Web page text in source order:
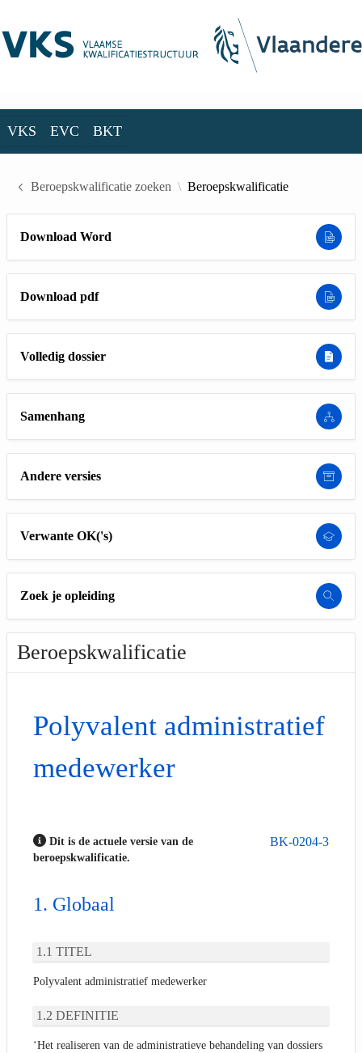
VKS EVC BKT
Beroepskwalificatie zoeken Beroepskwalificatie
Download Word
Download pdf
Volledig dossier
Samenhang
Andere versies
Verwante OK('s)
Zoek je opleiding
Beroepskwalificatie
Polyvalent administratief
medewerker
BK-0204-3
Dit is de actuele versie van de
beroepskwalificatie.
Globaal
TITEL
Polyvalent administratief medewerker
DEFINITIE
‘Het realiseren van de administratieve behandeling van dossiers